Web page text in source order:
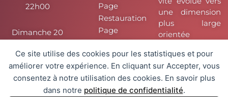
22h00
Dimanche 20
10h00 – 17h00
venir
Page
Restauration
Page
Pratique
Politique de
confidentialité
Plan du site
une dimension
plus large
orientée
asiatiques et
plus
spécialement
Japon.
Ce site utilise des cookies pour les statistiques et pour
améliorer votre expérience. En cliquant sur Accepter, vous
consentez à notre utilisation des cookies. En savoir plus
dans notre politique de confidentialité.